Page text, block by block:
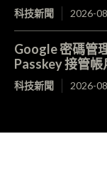
科技新聞 2026-
Google 密碼管
Passkey 接管帳
科技新聞 2026-